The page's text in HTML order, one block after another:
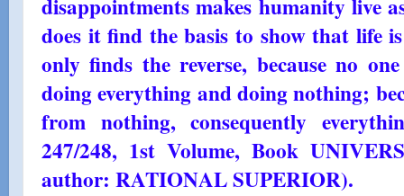
disappointments makes humanity live
does it find the basis to show that life
only finds the reverse, because no
doing everything and doing nothing;
from nothing, consequently
247/248, 1st Volume, Book
author: RATIONAL SUPERIOR).